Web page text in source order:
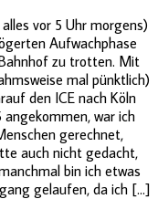
vor 5 Uhr morgens)
Aufwachphase
zu trotten. Mit
mal pünktlich)
den ICE nach Köln
war ich
gerechnet,
auch nicht gedacht,
bin ich etwas
gelaufen, da ich […]